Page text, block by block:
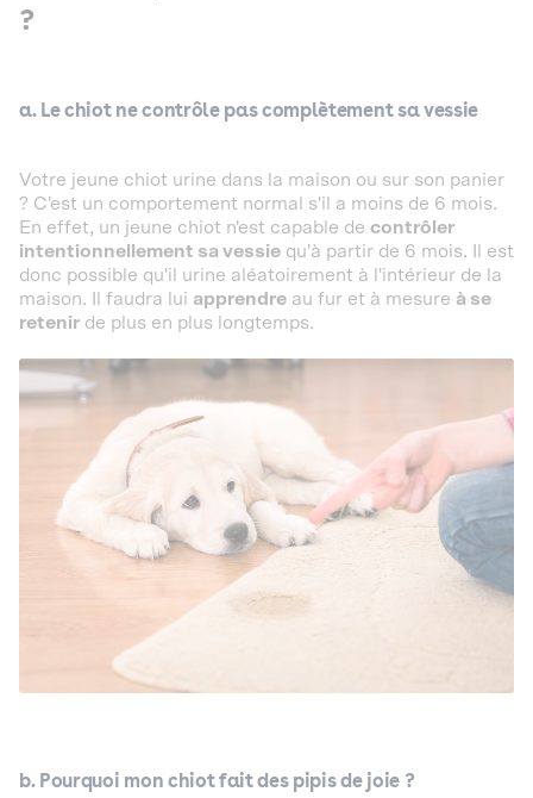
?
a. Le chiot ne contrôle pas complètement sa vessie
Votre jeune chiot urine dans la maison ou sur son panier
? C'est un comportement normal s'il a moins de 6 mois.
En effet, un jeune chiot n'est capable de contrôler
intentionnellement sa vessie qu'à partir de 6 mois. Il est
donc possible qu'il urine aléatoirement à l'intérieur de la
maison. Il faudra lui apprendre au fur et à mesure à se
retenir de plus en plus longtemps.
b. Pourquoi mon chiot fait des pipis de joie ?